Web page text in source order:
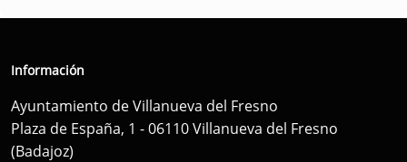
Información
Ayuntamiento de Villanueva del Fresno
Plaza de España, 1 - 06110 Villanueva del Fresno
(Badajoz)